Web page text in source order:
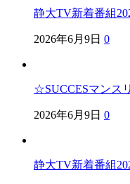
静大TV新着番組
2026年6月9日 0
☆SUCCESマンス
2026年6月9日 0
静大TV新着番組